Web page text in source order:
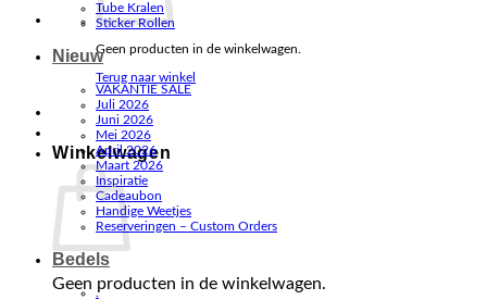
Geen producten in de winkelwagen.
Terug naar winkel
Winkelwagen
Geen producten in de winkelwagen.
Tube Kralen
Sticker Rollen
Nieuw
VAKANTIE SALE
Juli 2026
Juni 2026
Mei 2026
April 2026
Maart 2026
Inspiratie
Cadeaubon
Handige Weetjes
Reserveringen – Custom Orders
Bedels
.